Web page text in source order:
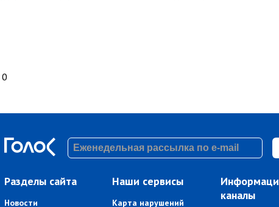
0
Разделы сайта
Новости
Наши сервисы
Карта нарушений
каналы